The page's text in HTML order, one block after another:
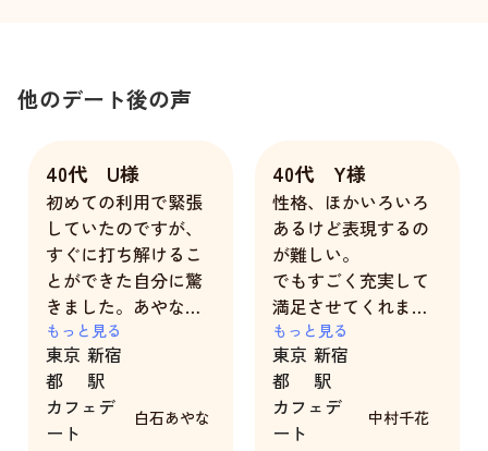
他のデート後の声
40代 U様
初めての利用で緊張
していたのですが、
すぐに打ち解けるこ
とができた自分に驚
きました。あやなさ
んのお気遣いのお陰
です。
仕事柄、普段は女性
と接する機会が少な
もっと見る
東京
都
新宿
駅
カフェデ
ート
白石あやな
40代 Y様
性格、ほかいろいろ
あるけど表現するの
が難しい。
でもすごく充実して
満足させてくれま
す。
もっと見る
東京
都
新宿
駅
カフェデ
ート
中村千花